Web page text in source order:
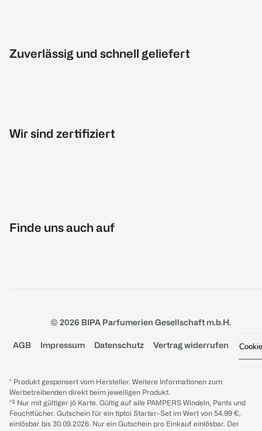
Zuverlässig und schnell geliefert
Wir sind zertifiziert
Finde uns auch auf
© 2026 BIPA Parfumerien Gesellschaft m.b.H.
AGB Impressum Datenschutz Vertrag widerrufen
* Produkt gesponsert vom Hersteller. Weitere Informationen zum
Werbetreibenden direkt beim jeweiligen Produkt.
*³ Nur mit gültiger jö Karte. Gültig auf alle PAMPERS Windeln, Pants und
Feuchttücher. Gutschein für ein tiptoi Starter-Set im Wert von 54.99 €,
einlösbar bis 30.09.2026. Nur ein Gutschein pro Einkauf einlösbar. Der